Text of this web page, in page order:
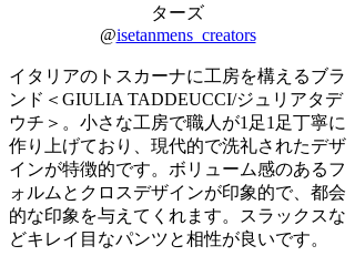
ターズ
@isetanmens_creators
イタリアのトスカーナに工房を構えるブラ
ンド＜GIULIA TADDEUCCI/ジュリアタデ
ウチ＞。小さな工房で職人が1足1足丁寧に
作り上げており、現代的で洗礼されたデザ
インが特徴的です。ボリューム感のあるフ
ォルムとクロスデザインが印象的で、都会
的な印象を与えてくれます。スラックスな
どキレイ目なパンツと相性が良いです。